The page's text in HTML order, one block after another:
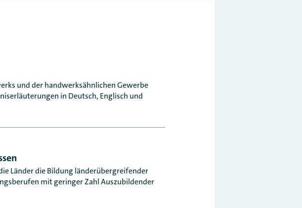
und der handwerksähnlichen Gewerbe
in Deutsch, Englisch und
Länder die Bildung länderübergreifender
mit geringer Zahl Auszubildender